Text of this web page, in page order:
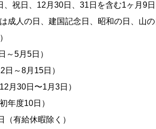
、祝日、12月30日、31日を含む1ヶ月9日
は成人の日、建国記念日、昭和の日、山
～5月5日）
日～8月15日）
月30日〜1月3日）
年度10日）
有給休暇除く）